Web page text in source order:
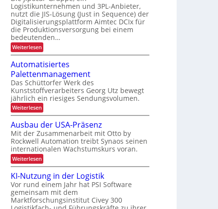
ö
e
ä
z
i
s
i
o
n
i
m
i
n
n
e
r
b
e
t
r
i
e
b
l
i
e
r
h
e
i
t
d
u
r
c
h
L
D
-
P
r
o
j
e
k
t
e
l
l
e
r
e
P
r
o
z
e
s
s
r
ü
c
k
m
e
l
d
u
n
g
Logistikunternehmen und 3PL-Anbieter,
nutzt die JIS-Lösung (Just in Sequence) der
Digitalisierungsplattform Aimtec DCIx für
die Produktionsversorgung bei einem
bedeutenden…
Weiterlesen:
S
e
q
u
e
n
z
l
i
e
f
e
r
u
n
g
d
a
n
k
A
i
m
Automatisiertes
Palettenmanagement
Das Schüttorfer Werk des
Kunststoffverarbeiters Georg Utz bewegt
jährlich ein riesiges Sendungsvolumen.
Weiterlesen:
A
u
t
o
m
a
t
i
s
i
e
r
t
e
Ausbau der USA-Präsenz
Mit der Zusammenarbeit mit Otto by
Rockwell Automation treibt Synaos seinen
internationalen Wachstumskurs voran.
Weiterlesen:
A
s
b
a
u
d
KI-Nutzung in der Logistik
Vor rund einem Jahr hat PSI Software
gemeinsam mit dem
Marktforschungsinstitut Civey 300